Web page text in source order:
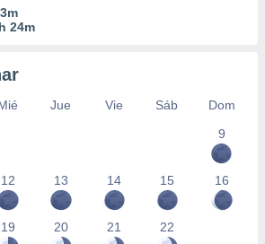
24m
Jue Vie Sáb
Dom
9
12 13 14 15 16
19 20 21 22